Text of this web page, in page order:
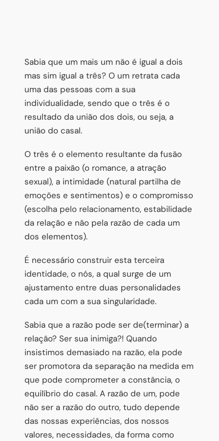
Sabia que um mais um não é igual a dois
mas sim igual a três? O um retrata cada
uma das pessoas com a sua
individualidade, sendo que o três é o
resultado da união dos dois, ou seja, a
união do casal.
O três é o elemento resultante da fusão
entre a paixão (o romance, a atração
sexual), a intimidade (natural partilha de
emoções e sentimentos) e o compromisso
(escolha pelo relacionamento, estabilidade
da relação e não pela razão de cada um
dos elementos).
É necessário construir esta terceira
identidade, o nós, a qual surge de um
ajustamento entre duas personalidades
cada um com a sua singularidade.
Sabia que a razão pode ser de(terminar) a
relação? Ser sua inimiga?! Quando
insistimos demasiado na razão, ela pode
ser promotora da separação na medida em
que pode comprometer a constância, o
equilíbrio do casal. A razão de um, pode
não ser a razão do outro, tudo depende
das nossas experiências, dos nossos
valores, necessidades, da forma como